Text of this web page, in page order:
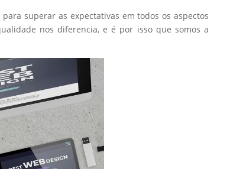
superar as expectativas em todos os aspectos
nos diferencia, e é por isso que somos a